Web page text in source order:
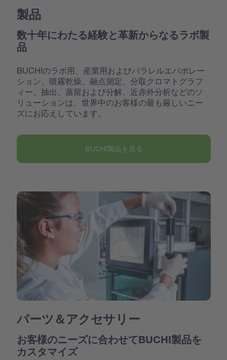
製品
数十年にわたる経験と革新からなるラボ製
品
BUCHIのラボ用、産業用およびパラレルエバポレー
ション、噴霧乾燥、融点測定、分取クロマトグラフ
ィー、抽出、蒸留および分解、近赤外分析などのソ
リューションは、世界中のお客様の最も厳しいニー
ズにお応えしています。
BUCHI製品を見る
パーツ＆アクセサリー
お客様のニーズに合わせてBUCHI製品を
カスタマイズ